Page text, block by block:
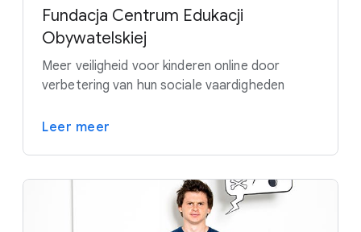
Fundacja Centrum Edukacji
Obywatelskiej
Meer veiligheid voor kinderen online door
verbetering van hun sociale vaardigheden
Leer meer